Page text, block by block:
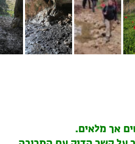
אך מלאים.